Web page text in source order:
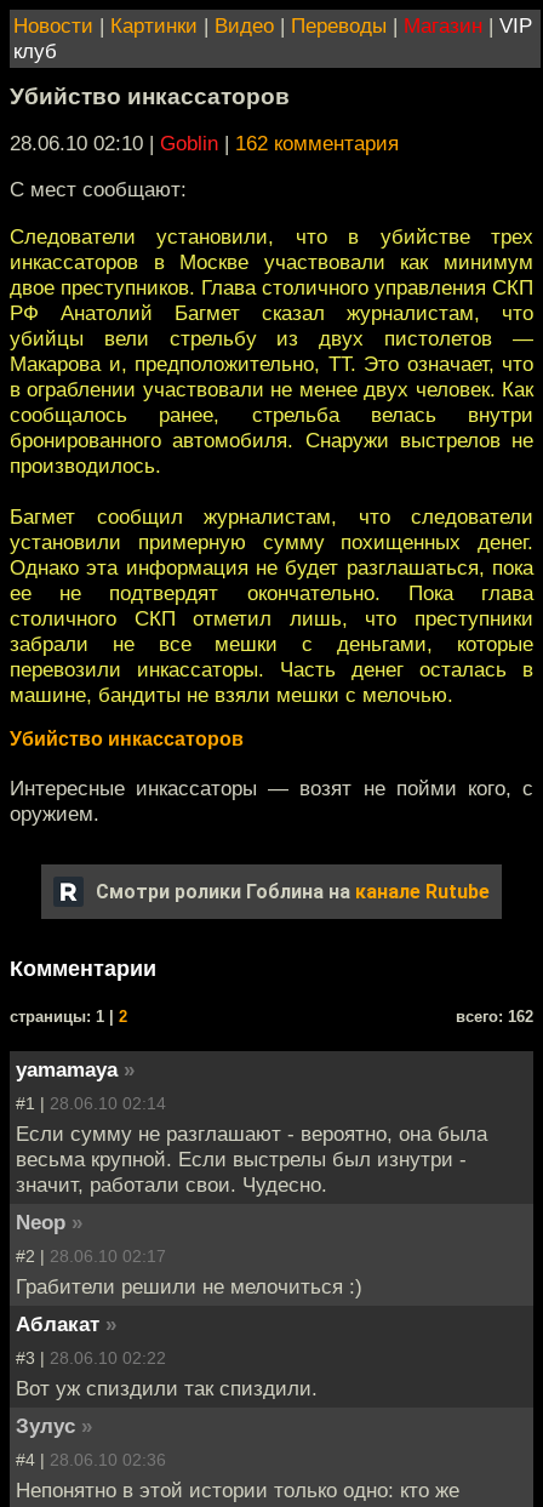
Новости | Картинки | Видео | Переводы | Магазин | VIP
клуб
Убийство инкассаторов
28.06.10 02:10 | Goblin | 162 комментария
С мест сообщают:
Следователи установили, что в убийстве трех
инкассаторов в Москве участвовали как минимум
двое преступников. Глава столичного управления СКП
РФ Анатолий Багмет сказал журналистам, что
убийцы вели стрельбу из двух пистолетов —
Макарова и, предположительно, ТТ. Это означает, что
в ограблении участвовали не менее двух человек. Как
сообщалось ранее, стрельба велась внутри
бронированного автомобиля. Снаружи выстрелов не
производилось.
Багмет сообщил журналистам, что следователи
установили примерную сумму похищенных денег.
Однако эта информация не будет разглашаться, пока
ее не подтвердят окончательно. Пока глава
столичного СКП отметил лишь, что преступники
забрали не все мешки с деньгами, которые
перевозили инкассаторы. Часть денег осталась в
машине, бандиты не взяли мешки с мелочью.
Убийство инкассаторов
Интересные инкассаторы — возят не пойми кого, с
оружием.
Смотри ролики Гоблина на канале Rutube
Комментарии
cтраницы: 1 | 2 всего: 162
yamamaya »
#1 | 28.06.10 02:14
Если сумму не разглашают - вероятно, она была
весьма крупной. Если выстрелы был изнутри -
значит, работали свои. Чудесно.
Neop »
#2 | 28.06.10 02:17
Грабители решили не мелочиться :)
Аблакат »
#3 | 28.06.10 02:22
Вот уж спиздили так спиздили.
Зулуc »
#4 | 28.06.10 02:36
Непонятно в этой истории только одно: кто же